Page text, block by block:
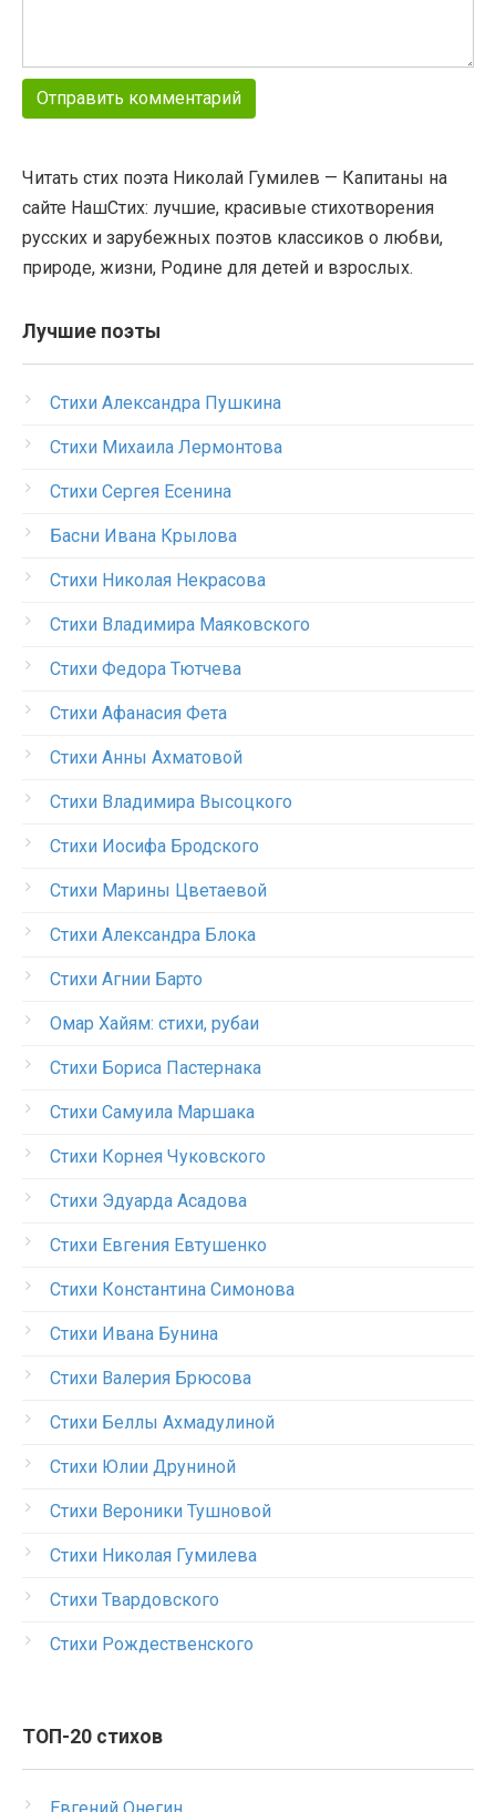
Читать стих поэта Николай Гумилев — Капитаны на
сайте НашСтих: лучшие, красивые стихотворения
русских и зарубежных поэтов классиков о любви,
природе, жизни, Родине для детей и взрослых.
Лучшие поэты
Стихи Александра Пушкина
Стихи Михаила Лермонтова
Стихи Сергея Есенина
Басни Ивана Крылова
Стихи Николая Некрасова
Стихи Владимира Маяковского
Стихи Федора Тютчева
Стихи Афанасия Фета
Стихи Анны Ахматовой
Стихи Владимира Высоцкого
Стихи Иосифа Бродского
Стихи Марины Цветаевой
Стихи Александра Блока
Стихи Агнии Барто
Омар Хайям: стихи, рубаи
Стихи Бориса Пастернака
Стихи Самуила Маршака
Стихи Корнея Чуковского
Стихи Эдуарда Асадова
Стихи Евгения Евтушенко
Стихи Константина Симонова
Стихи Ивана Бунина
Стихи Валерия Брюсова
Стихи Беллы Ахмадулиной
Стихи Юлии Друниной
Стихи Вероники Тушновой
Стихи Николая Гумилева
Стихи Твардовского
Стихи Рождественского
ТОП-20 стихов